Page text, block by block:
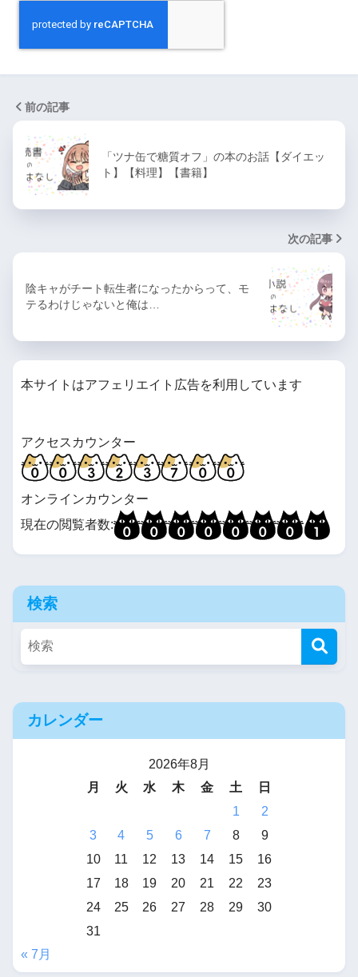
前の記事
「ツナ缶で糖質オフ」の本のお話【ダイエッ
ト】【料理】【書籍】
次の記事
陰キャがチート転生者になったからって、モ
テるわけじゃないと俺は…
本サイトはアフェリエイト広告を利用しています
アクセスカウンター
オンラインカウンター
現在の閲覧者数:
検索
カレンダー
2026年8月
月
火 水 木 金 土
日
1
2
3
4 5 6 7 8
9
10
11 12 13 14 15
16
17
18 19 20 21 22
23
24
25 26 27 28 29
30
31
« 7月